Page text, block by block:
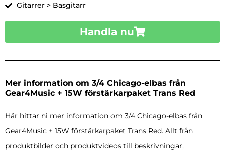
Gitarrer > Basgitarr
Handla nu
Mer information om 3/4 Chicago-elbas från
Gear4Music + 15W förstärkarpaket Trans Red
Här hittar ni mer information om 3/4 Chicago-elbas från
Gear4Music + 15W förstärkarpaket Trans Red. Allt från
produktbilder och produktvideos till beskrivningar,